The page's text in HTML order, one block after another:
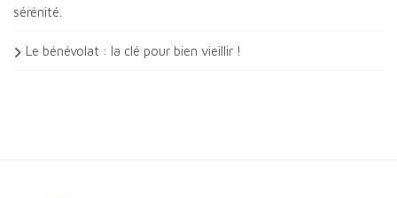
sérénité.
Le bénévolat : la clé pour bien vieillir !